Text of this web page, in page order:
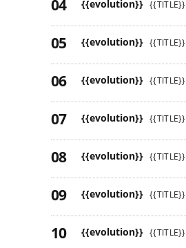
{{evolution}} {{TITLE}}
{{evolution}} {{TITLE}}
{{evolution}} {{TITLE}}
{{evolution}} {{TITLE}}
{{evolution}} {{TITLE}}
{{evolution}} {{TITLE}}
{{evolution}} {{TITLE}}